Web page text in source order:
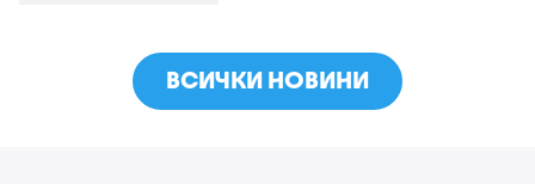
ВСИЧКИ НОВИНИ